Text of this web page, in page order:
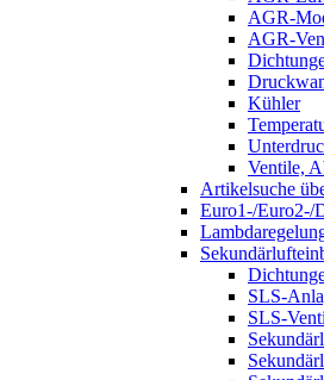
AGR-
AGR-
Kühler
Ventile,
Artikelsuche
Euro1-/Euro2-/
SLS-
SLS-